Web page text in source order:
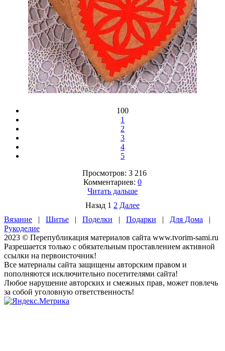
100
1
2
3
4
5
Просмотров: 3 216
Комментариев: 0
Читать дальше
Назад 1 2 Далее
Вязание | Шитье | Поделки | Подарки | Для Дома |
Рукоделие
2023 © Перепубликация материалов сайта www.tvorim-sami.ru
Разрешается только с обязательным проставлением активной
ссылки на первоисточник!
Все материалы сайта защищены авторским правом и
пополняются исключительно посетителями сайта!
Любое нарушение авторских и смежных прав, может повлечь
за собой уголовную ответственность!